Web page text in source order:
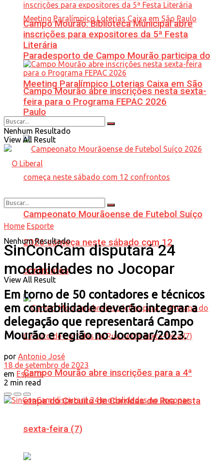
Paradesporto de Campo Mourão participa do
Meeting Paralímpico Loterias Caixa em São
Paulo
Campeonato Mourãoense de Futebol Suíço
2026 começa neste sábado com 12
confrontos
Campo Mourão abre inscrições para a 4ª
etapa do Circuito de Corridas de Rua nesta
sexta-feira (7)
Campo Mourão: Biblioteca Municipal abre
inscrições para expositores da 5ª Festa
Literária
Campo Mourão abre inscrições nesta sexta-
feira para o Programa FEPAC 2026
Nenhum Resultado
View All Result
Nenhum Resultado
View All Result
Home Esporte
SinConCam disputará 24
modalidades no Jocopar
Em torno de 50 contadores e técnicos
em contabilidade deverão integrar a
delegação que representará Campo
Mourão e região no Jocopar/2023.
por Antonio José
18 de setembro de 2023
em Esporte
2 min read